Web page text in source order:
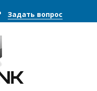
Задать вопрос